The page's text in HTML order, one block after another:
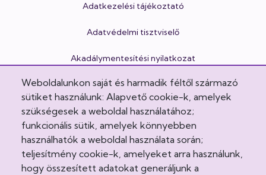
Adatkezelési tájékoztató
Adatvédelmi tisztviselő
Akadálymentesítési nyilatkozat
Cookie Policy
Egészségvonal
Felhasználási feltételek
Impresszum
Weboldalunkon saját és harmadik féltől származó
sütiket használunk: Alapvető cookie-k, amelyek
szükségesek a weboldal használatához;
funkcionális sütik, amelyek könnyebben
használhatók a weboldal használata során;
teljesítmény cookie-k, amelyeket arra használunk,
hogy összesített adatokat generáljunk a